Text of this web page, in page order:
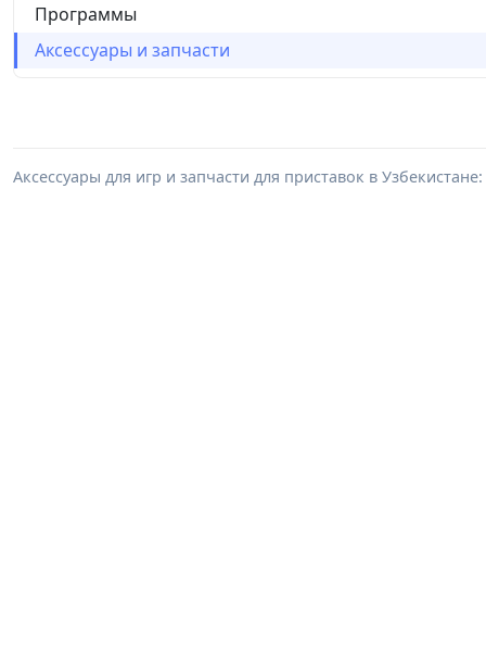
Программы
Аксессуары и запчасти
Аксессуары для игр и запчасти для приставок в